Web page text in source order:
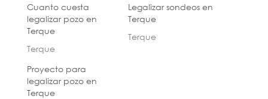
Cuanto cuesta
legalizar pozo en
Terque
Terque
Legalizar sondeos en
Terque
Terque
Proyecto para
legalizar pozo en
Terque